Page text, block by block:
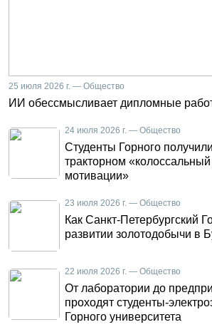
25 июля 2026 г. — Общество
ИИ обессмысливает дипломные
24 июля 2026 г. — Общество
Студенты Горного
тракторном «колоссальный
мотивации»
23 июля 2026 г. — Общество
Как Санкт-Петербургский
развитии золотодобычи в
22 июля 2026 г. — Общество
От лаборатории до
проходят студенты-
Горного университета